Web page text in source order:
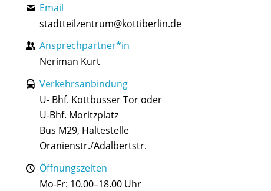
Email
stadtteilzentrum@kottiberlin.de
Ansprechpartner*in
Neriman Kurt
Verkehrsanbindung
U- Bhf. Kottbusser Tor oder
U-Bhf. Moritzplatz
Bus M29, Haltestelle
Oranienstr./Adalbertstr.
Öffnungszeiten
Mo-Fr: 10.00–18.00 Uhr